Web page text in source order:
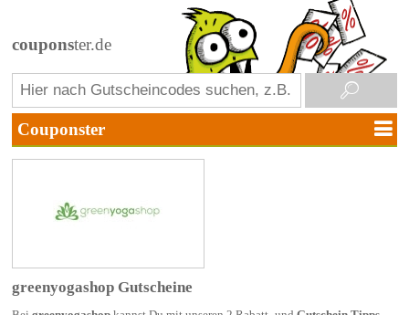
couponster.de
greenyogashop Gutscheine